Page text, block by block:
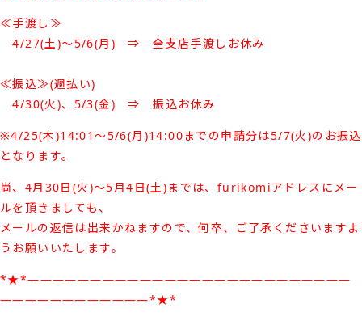
≪手渡し≫
4/27(土)～5/6(月) ⇒ 全支店手渡しお休み
≪振込≫(週払い)
4/30(火)、5/3(金) ⇒ 振込お休み
※4/25(木)14:01～5/6(月)14:00までの申請分は5/7(火)のお振込
となります。
尚、4月30日(火)～5月4日(土)までは、furikomiアドレスにメー
ルを頂きましても、
メールの返信は出来かねますので、何卒、ご了承くださいますよ
うお願いいたします。
*★*――――――――――――――――――――――――――
――――――――――――*★*